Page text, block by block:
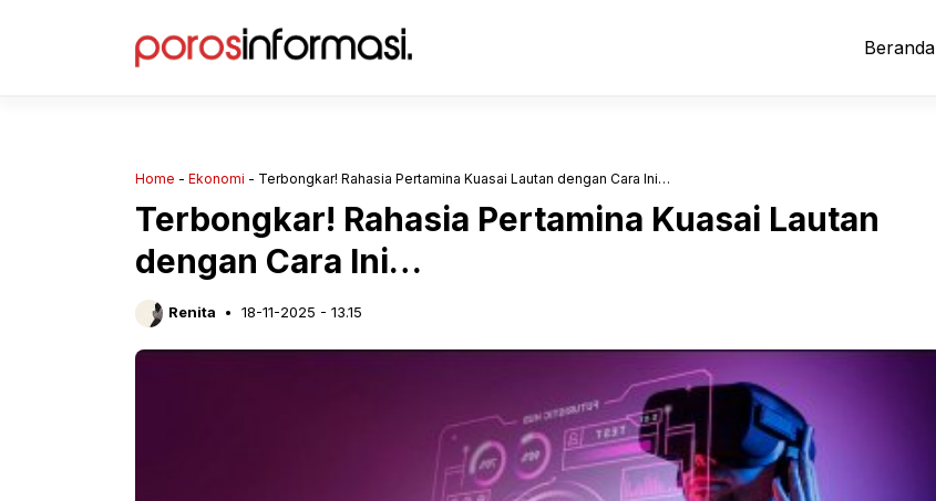
Beranda
Home - Ekonomi - Terbongkar! Rahasia Pertamina Kuasai Lautan dengan Cara Ini…
Terbongkar! Rahasia Pertamina Kuasai Lautan
dengan Cara Ini…
Renita 18-11-2025 - 13.15